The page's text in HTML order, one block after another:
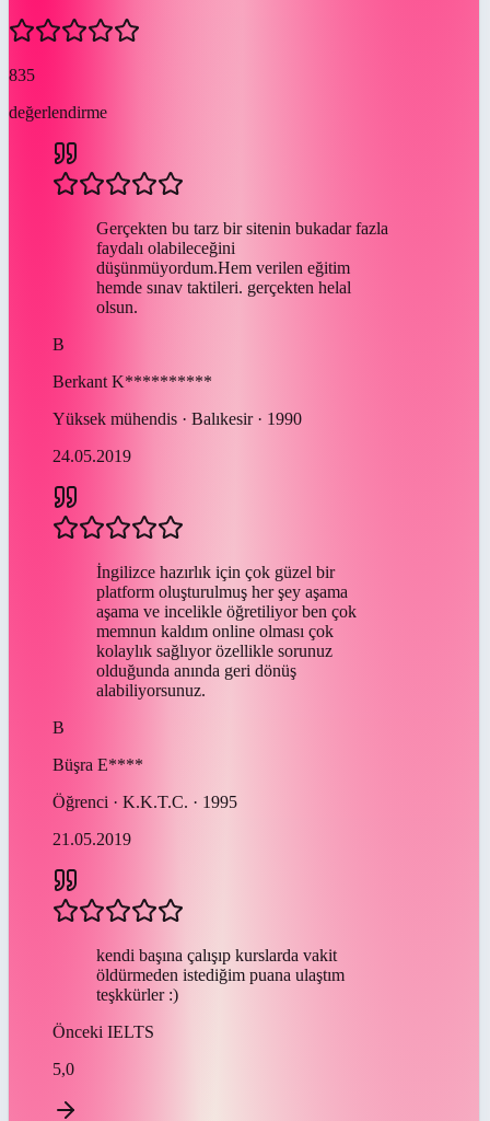
835
değerlendirme
Gerçekten bu tarz bir sitenin bukadar fazla
faydalı olabileceğini
düşünmüyordum.Hem verilen eğitim
hemde sınav taktileri. gerçekten helal
olsun.
B
Berkant K**********
Yüksek mühendis · Balıkesir · 1990
24.05.2019
İngilizce hazırlık için çok güzel bir
platform oluşturulmuş her şey aşama
aşama ve incelikle öğretiliyor ben çok
memnun kaldım online olması çok
kolaylık sağlıyor özellikle sorunuz
olduğunda anında geri dönüş
alabiliyorsunuz.
B
Büşra E****
Öğrenci · K.K.T.C. · 1995
21.05.2019
kendi başına çalışıp kurslarda vakit
öldürmeden istediğim puana ulaştım
teşkkürler :)
Önceki IELTS
5,0